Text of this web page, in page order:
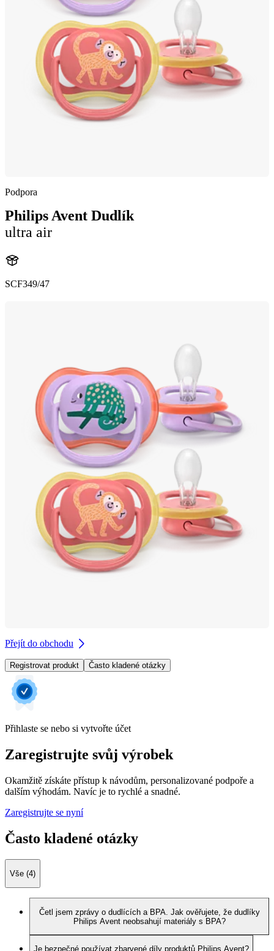
Podpora
Philips Avent Dudlík
ultra air
SCF349/47
Přejít do obchodu
Registrovat produkt Často kladené otázky
Přihlaste se nebo si vytvořte účet
Zaregistrujte svůj výrobek
Okamžitě získáte přístup k návodům, personalizované podpoře a
dalším výhodám. Navíc je to rychlé a snadné.
Zaregistrujte se nyní
Často kladené otázky
Vše (4)
Četl jsem zprávy o dudlících a BPA. Jak ověřujete, že dudlíky
Philips Avent neobsahují materiály s BPA?
Je bezpečné používat zbarvené díly produktů Philips Avent?